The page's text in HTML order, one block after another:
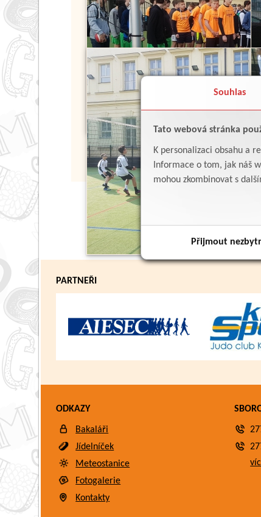
Souhlas
Tato webová stránka
K personalizaci obsahu a
Informace o tom, jak náš
mohou zkombinovat s
Přijmout
PARTNEŘI
ODKAZY
Bakaláři
Jídelníček
Meteostanice
Fotogalerie
Kontakty